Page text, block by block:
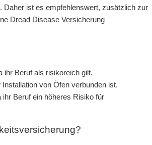
Daher ist es empfehlenswert, zusätzlich zur
Dread Disease Versicherung
ihr Beruf als risikoreich gilt.
von Öfen verbunden ist.
ihr Beruf ein höheres Risiko für